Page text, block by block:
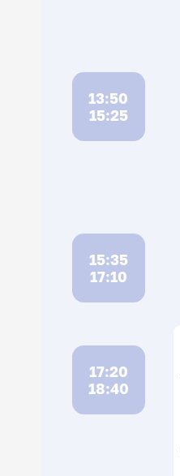
13:50
15:25
15:35
17:10
17:20
18:40